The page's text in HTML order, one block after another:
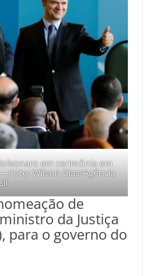
em cerimônia em
Foto: Wilson Dias/Agência
de
da Justiça
para o governo do